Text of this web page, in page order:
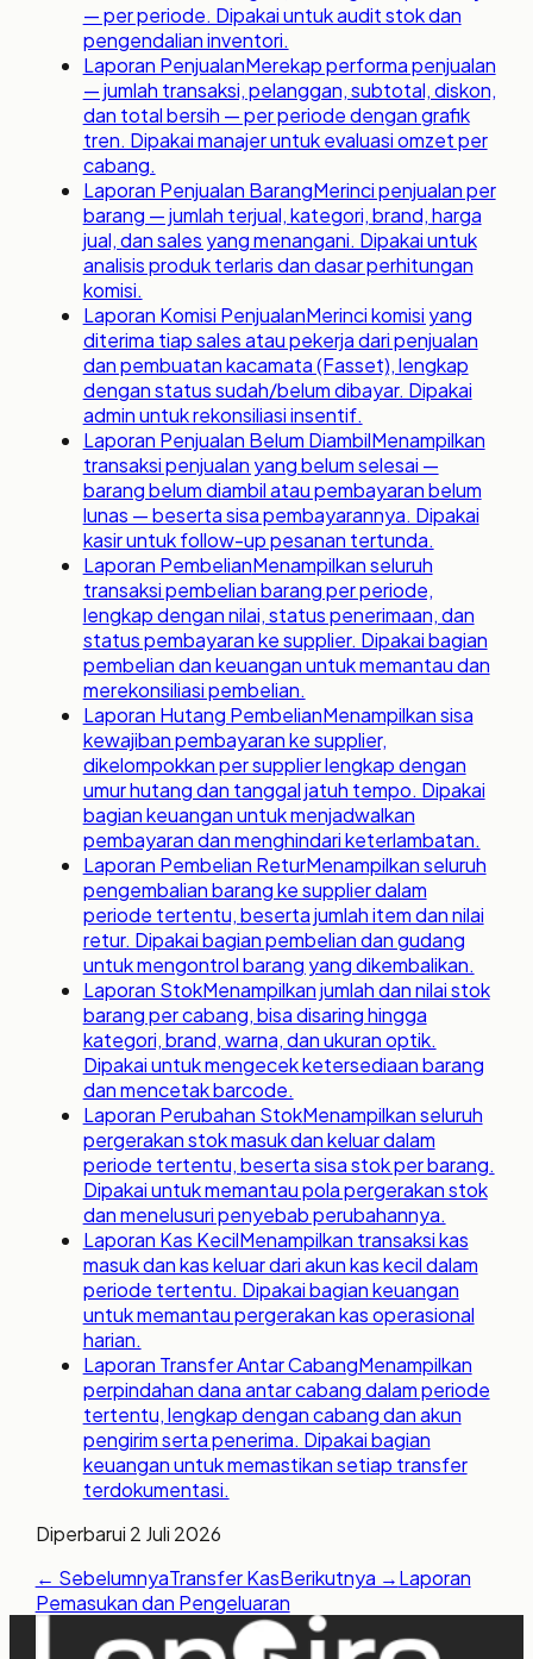
— per periode. Dipakai untuk audit stok dan
pengendalian inventori.
Laporan PenjualanMerekap performa penjualan
— jumlah transaksi, pelanggan, subtotal, diskon,
dan total bersih — per periode dengan grafik
tren. Dipakai manajer untuk evaluasi omzet per
cabang.
Laporan Penjualan BarangMerinci penjualan per
barang — jumlah terjual, kategori, brand, harga
jual, dan sales yang menangani. Dipakai untuk
analisis produk terlaris dan dasar perhitungan
komisi.
Laporan Komisi PenjualanMerinci komisi yang
diterima tiap sales atau pekerja dari penjualan
dan pembuatan kacamata (Fasset), lengkap
dengan status sudah/belum dibayar. Dipakai
admin untuk rekonsiliasi insentif.
Laporan Penjualan Belum DiambilMenampilkan
transaksi penjualan yang belum selesai —
barang belum diambil atau pembayaran belum
lunas — beserta sisa pembayarannya. Dipakai
kasir untuk follow-up pesanan tertunda.
Laporan PembelianMenampilkan seluruh
transaksi pembelian barang per periode,
lengkap dengan nilai, status penerimaan, dan
status pembayaran ke supplier. Dipakai bagian
pembelian dan keuangan untuk memantau dan
merekonsiliasi pembelian.
Laporan Hutang PembelianMenampilkan sisa
kewajiban pembayaran ke supplier,
dikelompokkan per supplier lengkap dengan
umur hutang dan tanggal jatuh tempo. Dipakai
bagian keuangan untuk menjadwalkan
pembayaran dan menghindari keterlambatan.
Laporan Pembelian ReturMenampilkan seluruh
pengembalian barang ke supplier dalam
periode tertentu, beserta jumlah item dan nilai
retur. Dipakai bagian pembelian dan gudang
untuk mengontrol barang yang dikembalikan.
Laporan StokMenampilkan jumlah dan nilai stok
barang per cabang, bisa disaring hingga
kategori, brand, warna, dan ukuran optik.
Dipakai untuk mengecek ketersediaan barang
dan mencetak barcode.
Laporan Perubahan StokMenampilkan seluruh
pergerakan stok masuk dan keluar dalam
periode tertentu, beserta sisa stok per barang.
Dipakai untuk memantau pola pergerakan stok
dan menelusuri penyebab perubahannya.
Laporan Kas KecilMenampilkan transaksi kas
masuk dan kas keluar dari akun kas kecil dalam
periode tertentu. Dipakai bagian keuangan
untuk memantau pergerakan kas operasional
harian.
Laporan Transfer Antar CabangMenampilkan
perpindahan dana antar cabang dalam periode
tertentu, lengkap dengan cabang dan akun
pengirim serta penerima. Dipakai bagian
keuangan untuk memastikan setiap transfer
terdokumentasi.
Diperbarui 2 Juli 2026
← SebelumnyaTransfer KasBerikutnya →Laporan
Pemasukan dan Pengeluaran